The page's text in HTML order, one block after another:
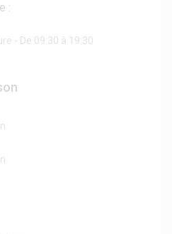
:
- De 09:30 à 19:30